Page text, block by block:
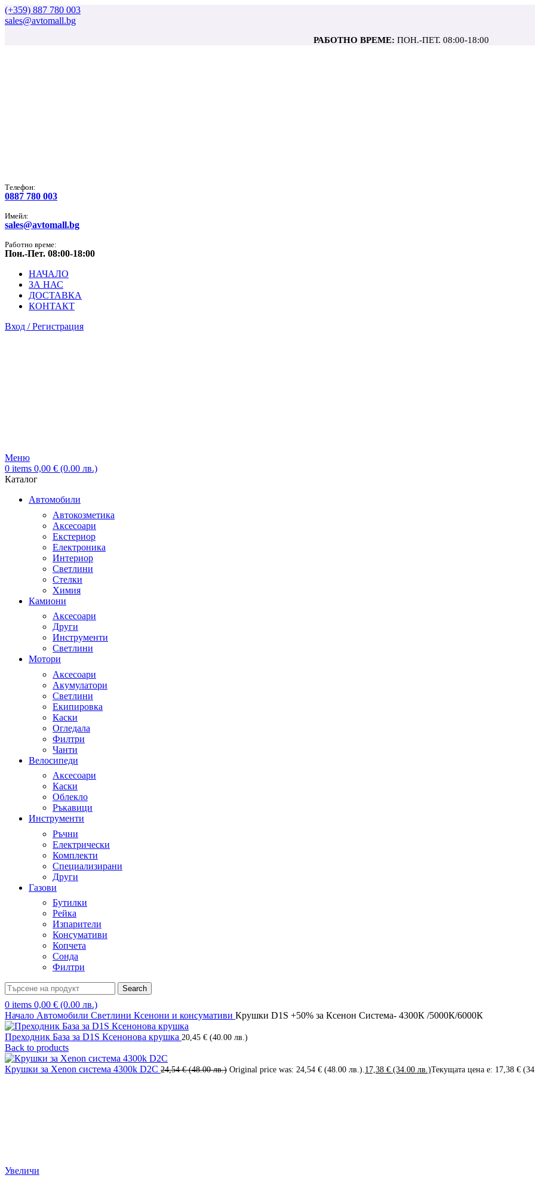
(+359) 887 780 003
sales@avtomall.bg
РАБОТНО ВРЕМЕ: ПОН.-ПЕТ. 08:00-18:00
Tелефон:
0887 780 003
Имейл:
sales@avtomall.bg
Работно време:
Пон.-Пет. 08:00-18:00
НАЧАЛО
ЗА НАС
ДОСТАВКА
КОНТАКТ
Вход / Регистрация
Меню
0 items 0,00 € (0.00 лв.)
Каталог
Автомобили
Автокозметика
Аксесоари
Екстериор
Електроника
Интериор
Светлини
Стелки
Химия
Камиони
Аксесоари
Други
Инструменти
Светлини
Мотори
Аксесоари
Акумулатори
Светлини
Екипировка
Каски
Огледала
Филтри
Чанти
Велосипеди
Аксесоари
Каски
Облекло
Ръкавици
Инструменти
Ръчни
Електрически
Комплекти
Специализирани
Други
Газови
Бутилки
Рейка
Изпарители
Консумативи
Копчета
Сонда
Филтри
Search
0 items 0,00 € (0.00 лв.)
Начало Автомобили Светлини Ксенони и консумативи Крушки D1S +50% за Ксенон Система- 4300К /5000К/6000К
Преходник База за D1S Ксенонова крушка 20,45 € (40.00 лв.)
Back to products
Крушки за Xenon система 4300k D2C 24,54€ (48.00 лв.) Original price was: 24,54 € (48.00 лв.). 17,38 € (34.00 лв.)Текущата цена е: 17,38 €
Увеличи